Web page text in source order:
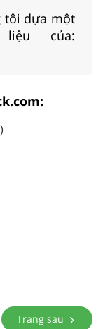
tôi dựa một
của:
Trang sau